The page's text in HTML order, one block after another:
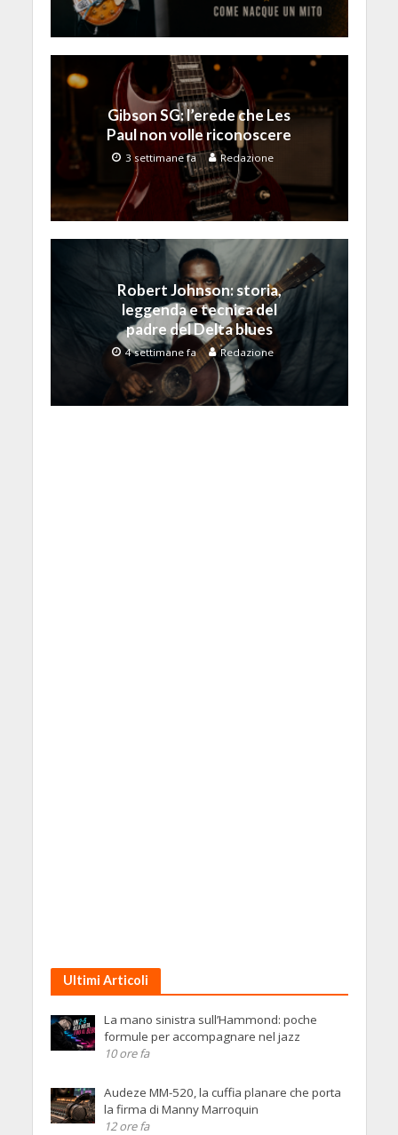
Gibson SG: l’erede che Les
Paul non volle riconoscere
3 settimane fa Redazione
Robert Johnson: storia,
leggenda e tecnica del
padre del Delta blues
4 settimane fa Redazione
Ultimi Articoli
La mano sinistra sull’Hammond: poche
formule per accompagnare nel jazz
10 ore fa
Audeze MM-520, la cuffia planare che porta
la firma di Manny Marroquin
12 ore fa